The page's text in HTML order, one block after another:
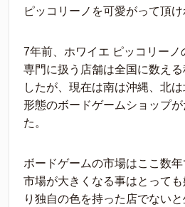
ピッコリーノを可愛がって頂け
7年前、ホワイエ ピッコリーノ
専門に扱う店舗は全国に数え
したが、現在は南は沖縄、北
形態のボードゲームショップ
た。
ボードゲームの市場はここ数年
市場が大きくなる事はとって
り独自の色を持った店でない